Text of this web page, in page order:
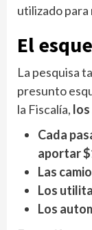
utilizado para
El
La pesquisa
presunto
la Fiscalía,
Cada
aportar
Las
Los
Los